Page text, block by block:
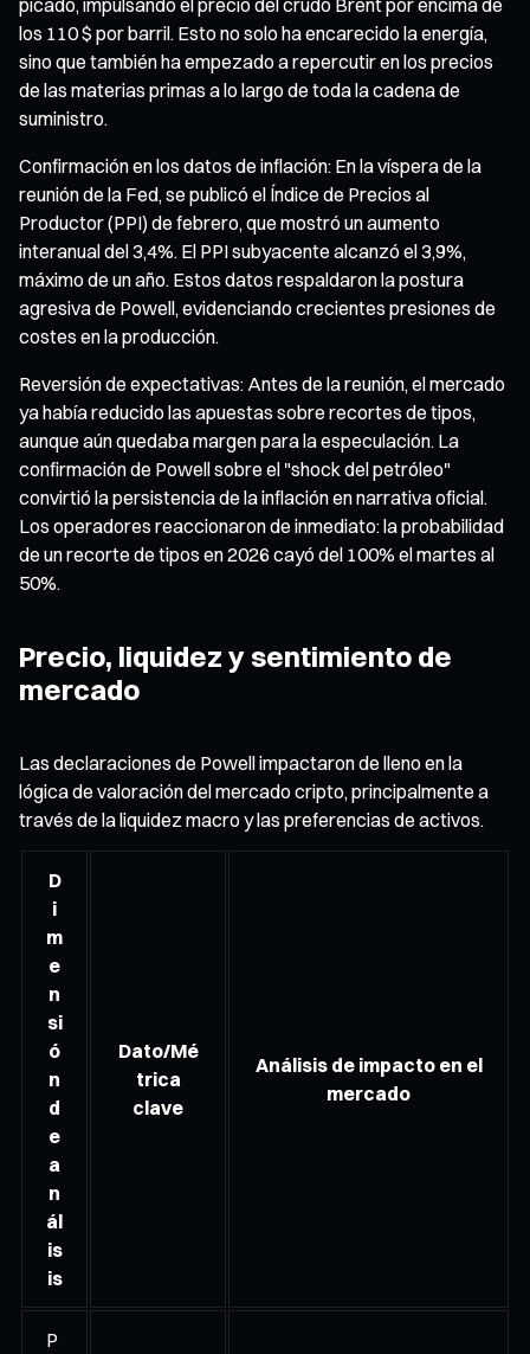
los 110 $ por barril. Esto no solo ha encarecido la energía,
sino que también ha empezado a repercutir en los precios
de las materias primas a lo largo de toda la cadena de
suministro.
Confirmación en los datos de inflación: En la víspera de la
reunión de la Fed, se publicó el Índice de Precios al
Productor (PPI) de febrero, que mostró un aumento
interanual del 3,4%. El PPI subyacente alcanzó el 3,9%,
máximo de un año. Estos datos respaldaron la postura
agresiva de Powell, evidenciando crecientes presiones de
costes en la producción.
Reversión de expectativas: Antes de la reunión, el mercado
ya había reducido las apuestas sobre recortes de tipos,
aunque aún quedaba margen para la especulación. La
confirmación de Powell sobre el "shock del petróleo"
convirtió la persistencia de la inflación en narrativa oficial.
Los operadores reaccionaron de inmediato: la probabilidad
de un recorte de tipos en 2026 cayó del 100% el martes al
50%.
Precio, liquidez y sentimiento de
mercado
Las declaraciones de Powell impactaron de lleno en la
lógica de valoración del mercado cripto, principalmente a
través de la liquidez macro y las preferencias de activos.
D
i
m
e
n
si
ó
n
d
e
a
n
ál
is
is
Dato/Mé
trica
clave
Análisis de impacto en el
mercado
P